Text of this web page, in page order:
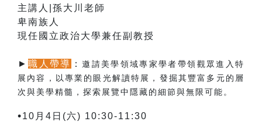
主講人|孫大川老師
卑南族人
現任國立政治大學兼任副教授
► 職人帶導 ：邀請美學領域專家學者帶領觀眾進入特
展內容，以專業的眼光解讀特展，發掘其豐富多元的層
次與美學精髓，探索展覽中隱藏的細節與無限可能。
•10月4日(六) 10:30-11:30